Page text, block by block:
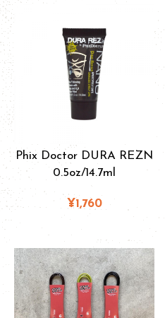
Phix Doctor DURA REZN
0.5oz/14.7ml
¥1,760